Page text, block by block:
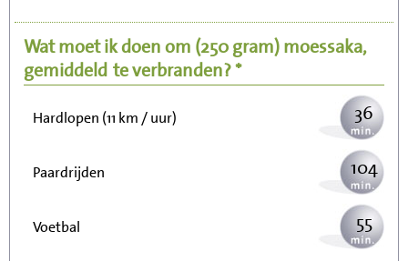
Wat moet ik doen om (250 gram)moessaka,
gemiddeld te verbranden? *
Wandelen (5 km/uur) 92
Hardlopen (11 km / uur) 36
Paardrijden 104
Voetbal 55